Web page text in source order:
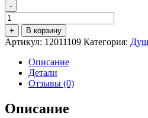
-
Количество
товара
Душевое
ограждение
Ambassador
Diamond
12011109
+ В корзину
Артикул: 12011109 Категория:
Описание
Детали
Отзывы (0)
Описание